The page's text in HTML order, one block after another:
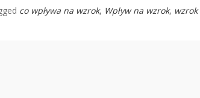
co wpływa na wzrok, Wpływ na wzrok, wzrok